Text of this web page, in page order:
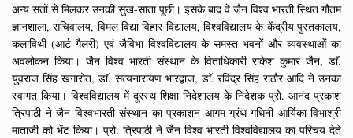
अन्य संतों से मिलकर उनकी सुख-साता पूछी। इसके बाद वे जैन विश्व भारती स्थित गौतम
ज्ञानशाला, सचिवालय, विमल विद्या विहार विद्यालय, विश्वविद्यालय के केंद्रीय पुस्तकालय,
कलाविथी (आर्ट गैलरी) एवं जैविभा विश्वविद्यालय के समस्त भवनों और व्यवस्थाओं का
अवलोकन किया। जैन विश्व भारती संस्थान के विताधिकारी राकेश कुमार जैन, डाॅ.
युवराज सिंह खंगारोत, डाॅ. सत्यनारायण भारद्वाज, डाॅ. रविंद्र सिंह राठौर आदि ने उनका
स्वागत किया। विश्वविद्यालय में दूरस्थ शिक्षा निदेशालय के निदेशक प्रो. आनंद प्रकाश
त्रिपाठी ने जैन विश्वभारती संस्थान का प्रकाशन आगम-ग्रंथ गधिनी आर्यिका विभाश्री
माताजी को भेंट किया। प्रो. त्रिपाठी ने जैन विश्व भारती विश्वविद्यालय का परिचय देते